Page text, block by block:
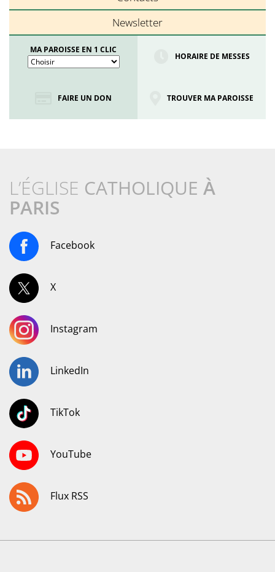
Newsletter
MA PAROISSE EN 1 CLIC
HORAIRE DE MESSES
FAIRE UN DON TROUVER MA PAROISSE
L’ÉGLISE CATHOLIQUE À
PARIS
Facebook
X
Instagram
LinkedIn
TikTok
YouTube
Flux RSS